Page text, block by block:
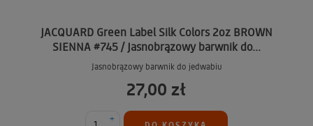
JACQUARD Green Label Silk Colors 2oz BROWN
SIENNA #745 / Jasnobrązowy barwnik do...
Jasnobrązowy barwnik do jedwabiu
27,00 zł
+